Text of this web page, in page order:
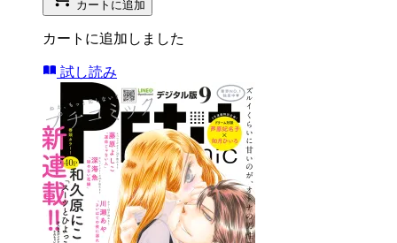
カートに追加
カートに追加しました
試し読み